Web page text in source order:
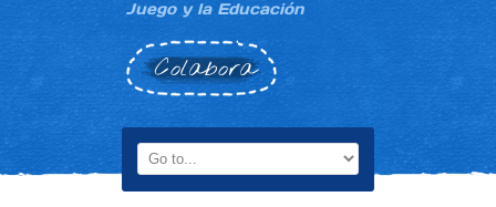
Juego y la Educación
Colabora